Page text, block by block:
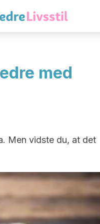
med
Men vidste du, at det